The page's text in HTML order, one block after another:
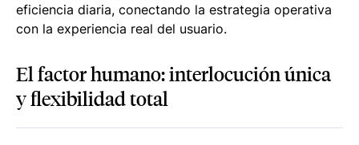
eficiencia diaria, conectando la estrategia operativa
con la experiencia real del usuario.
El factor humano: interlocución única
y flexibilidad total